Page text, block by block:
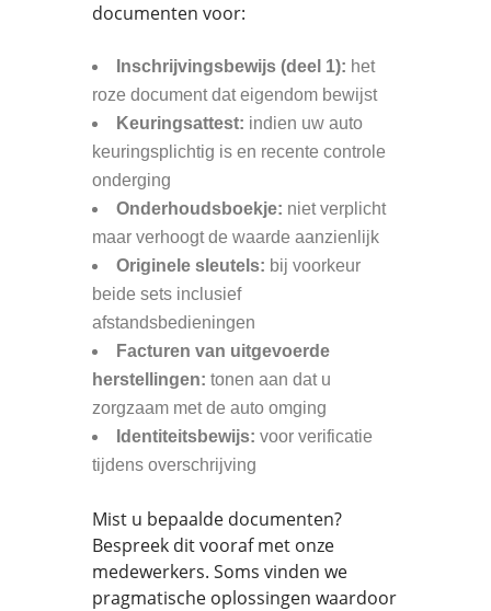
documenten voor:
Inschrijvingsbewijs (deel 1): het
roze document dat eigendom bewijst
Keuringsattest: indien uw auto
keuringsplichtig is en recente controle
onderging
Onderhoudsboekje: niet verplicht
maar verhoogt de waarde aanzienlijk
Originele sleutels: bij voorkeur
beide sets inclusief
afstandsbedieningen
Facturen van uitgevoerde
herstellingen: tonen aan dat u
zorgzaam met de auto omging
Identiteitsbewijs: voor verificatie
tijdens overschrijving
Mist u bepaalde documenten?
Bespreek dit vooraf met onze
medewerkers. Soms vinden we
pragmatische oplossingen waardoor